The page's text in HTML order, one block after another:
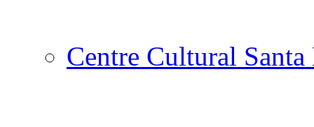
Centre Cultural